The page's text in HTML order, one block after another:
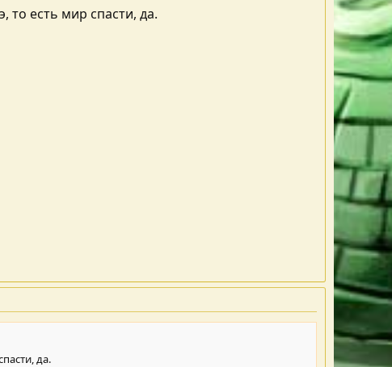
то есть мир спасти, да.
да.